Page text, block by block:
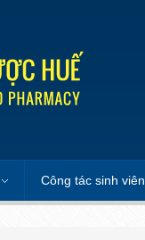
Công tác sinh viên